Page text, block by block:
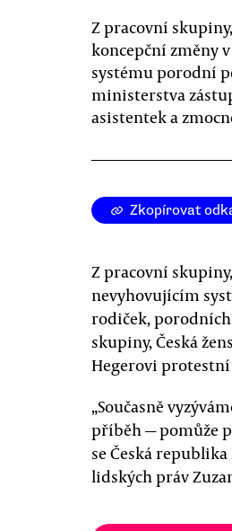
Z pracovní
koncepční změny
systému porodní
ministerstva
asistentek a
Zkopírovat
Z pracovní
nevyhovujícím
rodiček,
skupiny, Česká
Hegerovi
„Současně
příběh — pomůže
se Česká
lidských práv